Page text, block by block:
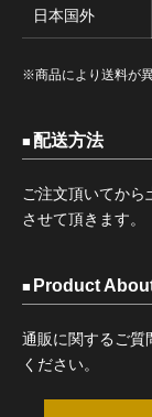
日本国外
※商品により送料が
配送方法
ご注文頂いてか
させて頂きます。
Product
通販に関するご質
ください。